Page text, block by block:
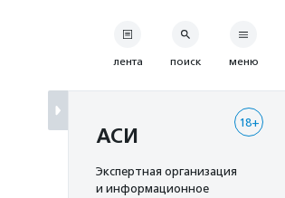
лента поиск меню
18+
АСИ
Экспертная организация
и информационное